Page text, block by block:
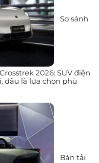
So sánh
2026: SUV điện
đâu là lựa chọn phù
Bán tải